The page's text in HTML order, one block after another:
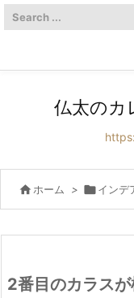
仏太のカ
 ホーム > インデ
2番目のカラス